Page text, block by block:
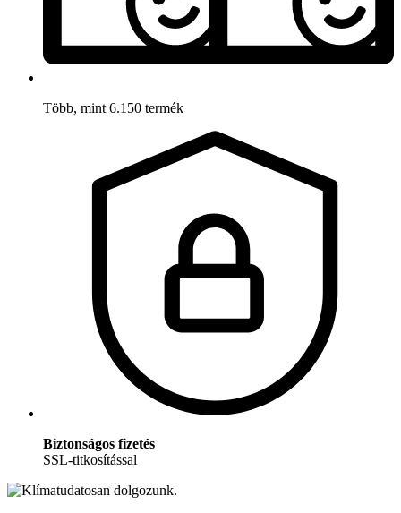
Több, mint 6.150 termék
Biztonságos fizetés
SSL-titkosítással